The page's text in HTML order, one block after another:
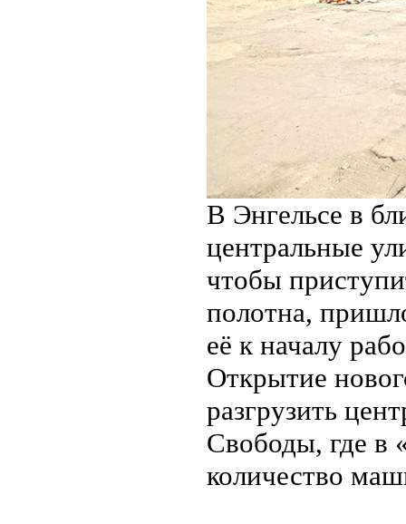
В Энгельсе в
центральные
чтобы
полотна,
её к началу
Открытие
разгрузить
Свободы, где в
количество